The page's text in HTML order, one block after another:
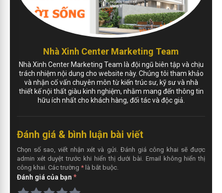
Nhà Xinh Center Marketing Team
Nhà Xinh Center Marketing Team là đội ngũ biên tập và chịu
trách nhiệm nội dung cho website này. Chúng tôi tham khảo
và nhận cố vấn chuyên môn từ kiến trúc sư, kỹ sư và nhà
thiết kế nội thất giàu kinh nghiệm, nhằm mang đến thông tin
hữu ích nhất cho khách hàng, đối tác và độc giả.
Đánh giá & bình luận bài viết
Chọn số sao, viết nhận xét và gửi. Đánh giá công khai sẽ được
admin xét duyệt trước khi hiển thị dưới bài. Email không hiển thị
công khai. Các trường *là bắt buộc.
Đánh giá của bạn *